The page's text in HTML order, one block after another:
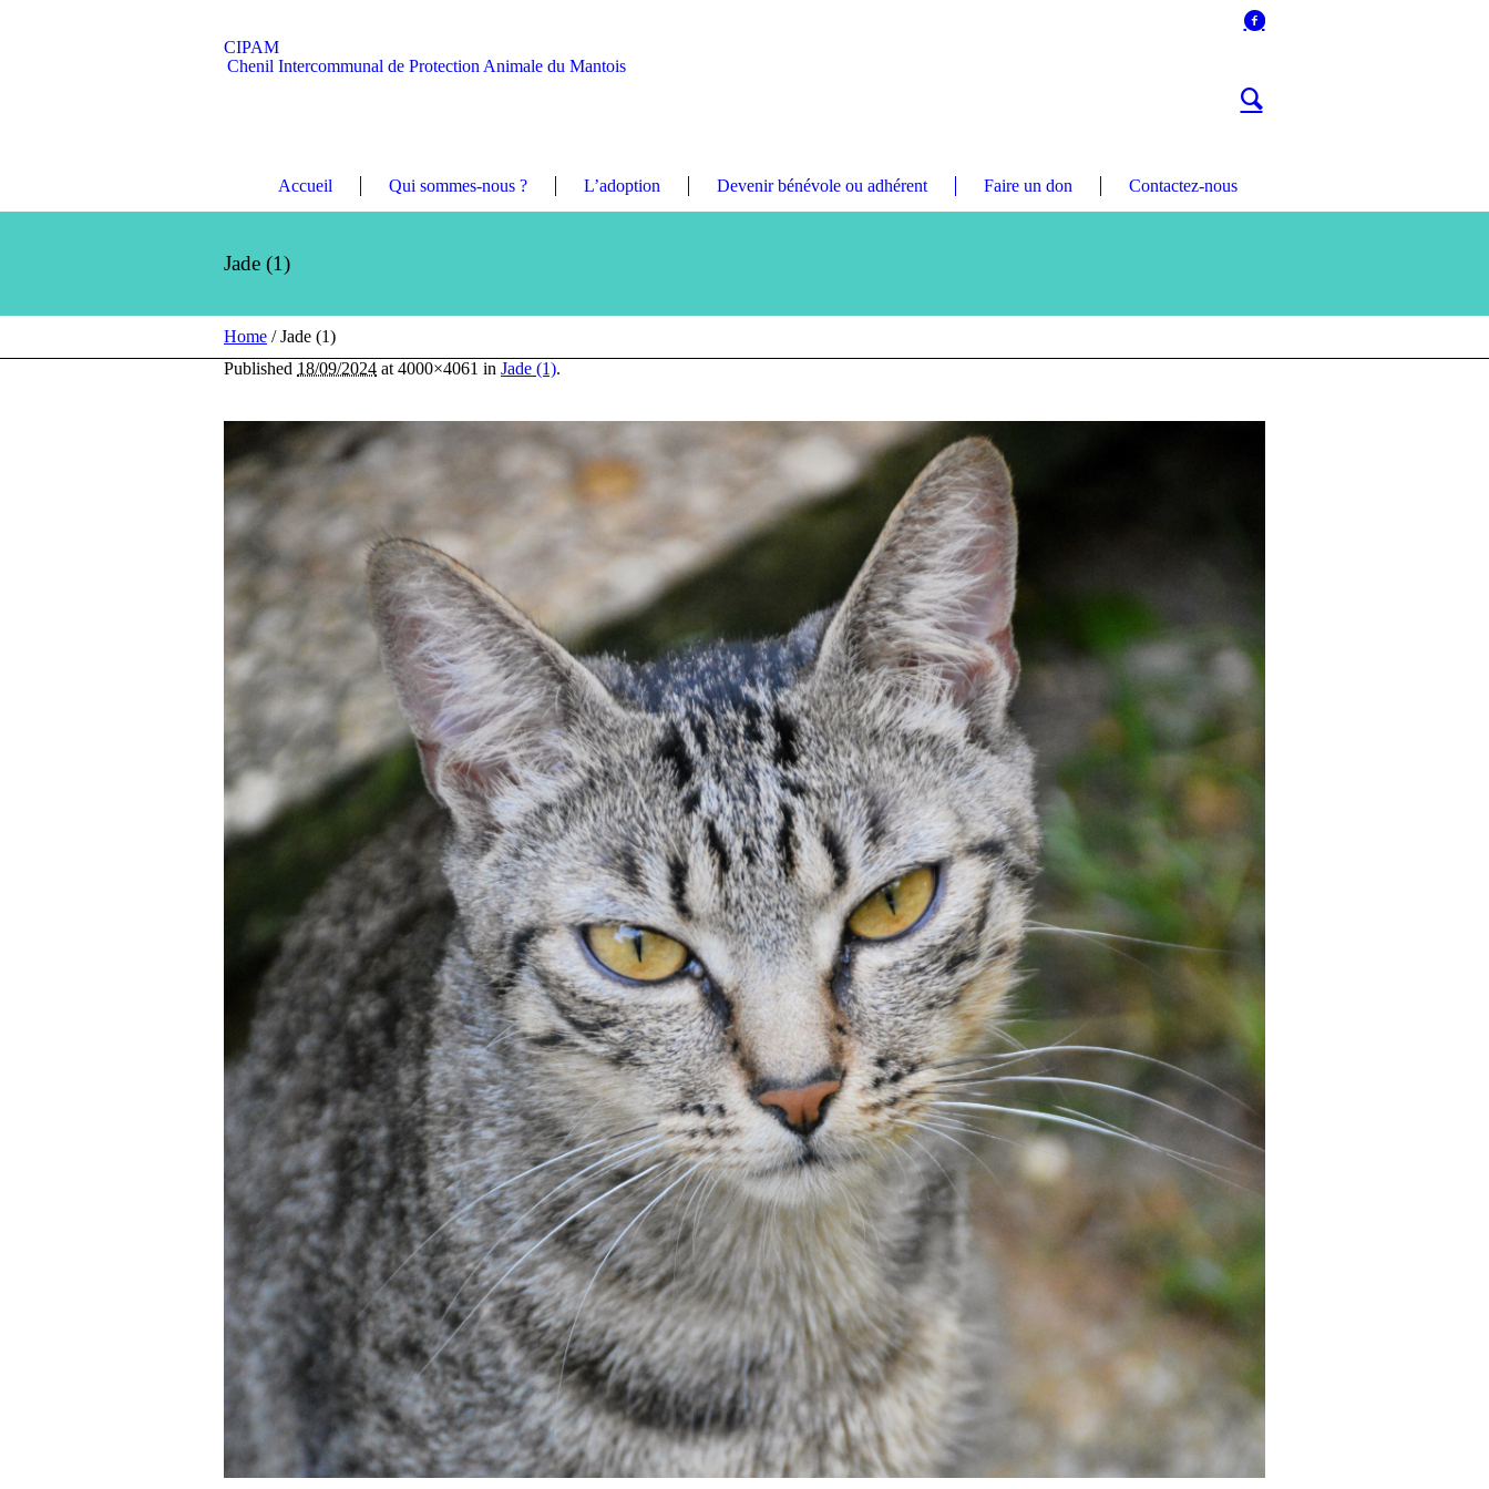
CIPAM
Chenil Intercommunal de Protection Animale du Mantois
Accueil Qui sommes-nous ? L’adoption Devenir bénévole ou adhérent Faire un don Contactez-nous
Jade (1)
Home /Jade (1)
Published 18/09/2024 at 4000×4061 in Jade (1).